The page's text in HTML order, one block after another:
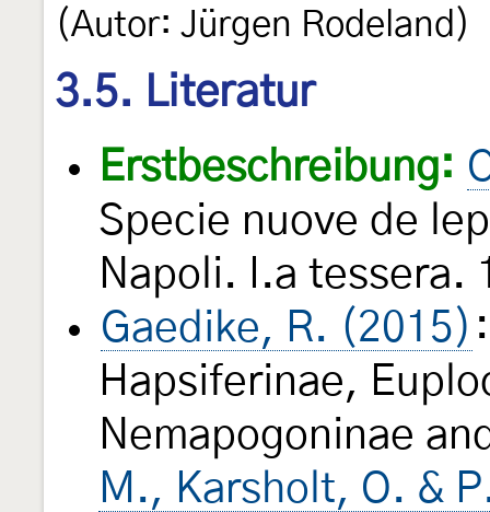
(Autor: Jürgen Rodeland)
3.5. Literatur
Erstbeschreibung:
Specie nuove de
Napoli. I.a
Gaedike, R. (2015)
Hapsiferinae,
Nemapogoninae
M., Karsholt, O. &